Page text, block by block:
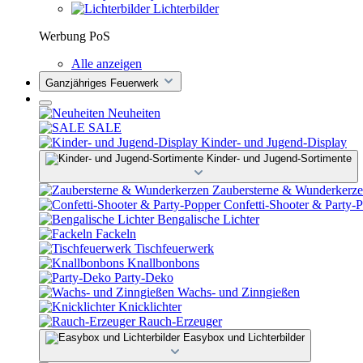
Lichterbilder
Werbung PoS
Alle anzeigen
Ganzjähriges Feuerwerk
Neuheiten
SALE
Kinder- und Jugend-Display
Kinder- und Jugend-Sortimente
Zaubersterne &
Confetti-Shooter & Party-
Bengalische Lichter
Fackeln
Tischfeuerwerk
Knallbonbons
Party-Deko
Wachs- und Zinngießen
Knicklichter
Rauch-Erzeuger
Easybox und Lichterbilder